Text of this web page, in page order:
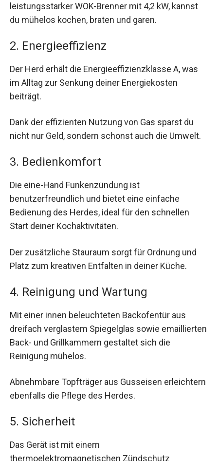
leistungsstarker WOK-Brenner mit 4,2 kW, kannst
du mühelos kochen, braten und garen.
2. Energieeffizienz
Der Herd erhält die Energieeffizienzklasse A, was
im Alltag zur Senkung deiner Energiekosten
beiträgt.
Dank der effizienten Nutzung von Gas sparst du
nicht nur Geld, sondern schonst auch die Umwelt.
3. Bedienkomfort
Die eine-Hand Funkenzündung ist
benutzerfreundlich und bietet eine einfache
Bedienung des Herdes, ideal für den schnellen
Start deiner Kochaktivitäten.
Der zusätzliche Stauraum sorgt für Ordnung und
Platz zum kreativen Entfalten in deiner Küche.
4. Reinigung und Wartung
Mit einer innen beleuchteten Backofentür aus
dreifach verglastem Spiegelglas sowie emaillierten
Back- und Grillkammern gestaltet sich die
Reinigung mühelos.
Abnehmbare Topfträger aus Gusseisen erleichtern
ebenfalls die Pflege des Herdes.
5. Sicherheit
Das Gerät ist mit einem
thermoelektromagnetischen Zündschutz